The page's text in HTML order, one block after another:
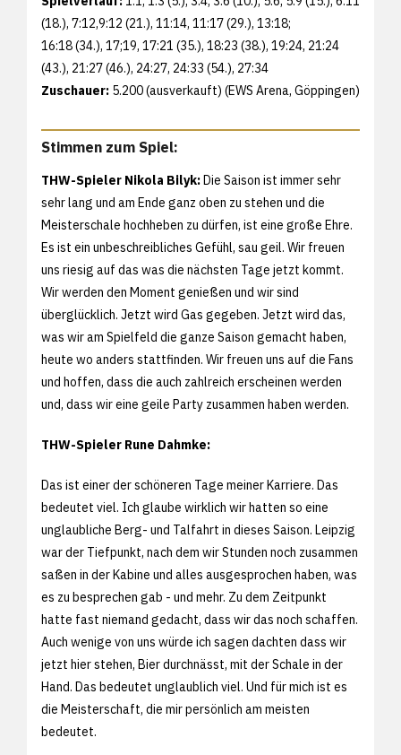
(18.), 7:12,9:12 (21.), 11:14, 11:17 (29.), 13:18;
16:18 (34.), 17;19, 17:21 (35.), 18:23 (38.), 19:24, 21:24
(43.), 21:27 (46.), 24:27, 24:33 (54.), 27:34
Zuschauer: 5.200 (ausverkauft) (EWS Arena, Göppingen)
Stimmen zum Spiel:
THW-Spieler Nikola Bilyk:Die Saison ist immer sehr
sehr lang und am Ende ganz oben zu stehen und die
Meisterschale hochheben zu dürfen, ist eine große Ehre.
Es ist ein unbeschreibliches Gefühl, sau geil. Wir freuen
uns riesig auf das was die nächsten Tage jetzt kommt.
Wir werden den Moment genießen und wir sind
überglücklich. Jetzt wird Gas gegeben. Jetzt wird das,
was wir am Spielfeld die ganze Saison gemacht haben,
heute wo anders stattfinden. Wir freuen uns auf die Fans
und hoffen, dass die auch zahlreich erscheinen werden
und, dass wir eine geile Party zusammen haben werden.
THW-Spieler Rune Dahmke:
Das ist einer der schöneren Tage meiner Karriere. Das
bedeutet viel. Ich glaube wirklich wir hatten so eine
unglaubliche Berg- und Talfahrt in dieses Saison. Leipzig
war der Tiefpunkt, nach dem wir Stunden noch zusammen
saßen in der Kabine und alles ausgesprochen haben, was
es zu besprechen gab - und mehr. Zu dem Zeitpunkt
hatte fast niemand gedacht, dass wir das noch schaffen.
Auch wenige von uns würde ich sagen dachten dass wir
jetzt hier stehen, Bier durchnässt, mit der Schale in der
Hand. Das bedeutet unglaublich viel. Und für mich ist es
die Meisterschaft, die mir persönlich am meisten
bedeutet.